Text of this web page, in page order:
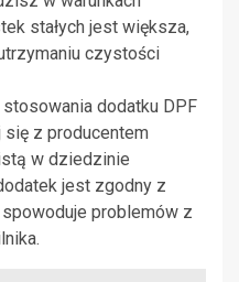
stałych jest większa,
czystości
dodatku DPF
z producentem
w dziedzinie
jest zgodny z
problemów z